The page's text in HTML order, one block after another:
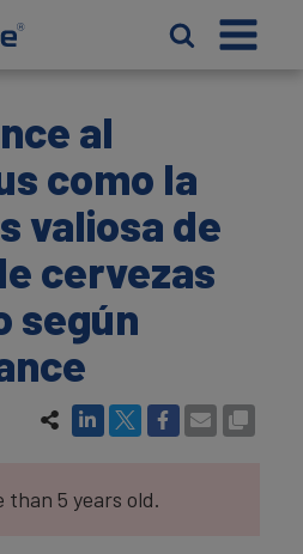
al
como la
valiosa de
cervezas
según
than 5 years old.